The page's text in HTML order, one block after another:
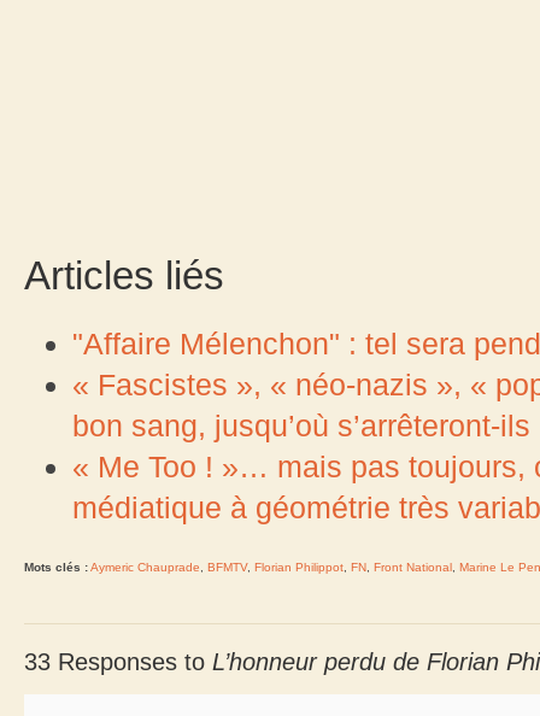
Articles liés
"Affaire Mélenchon" : tel sera
« Fascistes », « néo-nazis », «
bon sang, jusqu’où s’arrêteront-ils
« Me Too ! »… mais pas toujours,
médiatique à géométrie très
Mots clés :Aymeric Chauprade BFMTV, Florian Philippot FN Front National Marine Le Pen
33 Responses to L’honneur perdu de Florian